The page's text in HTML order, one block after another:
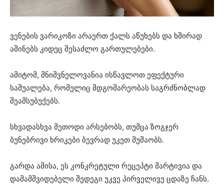
ვენების ვარიკოზი არაერთ ქალს აწუხებს და ხშირად
აშინებს კიდეც შესაძლო გართულებები.
ამიტომ, მნიშვნელოვანია ისწავლოთ ეფექტური
საშუალება, რომელიც მდგომარეობას საგრძნობლად
შეამსუბუქებს.
სხვადასხვა მეთოდი არსებობს, თუმცა ზოგჯერ
ბუნებრივი ხრიკები ბევრად უკეთ მუშაობს.
გარდა ამისა, ეს კონკრეტული რეცეპტი მარტივია და
დამამშვიდებელი შედეგი უკვე პირველივე ცდაზე ჩანს.